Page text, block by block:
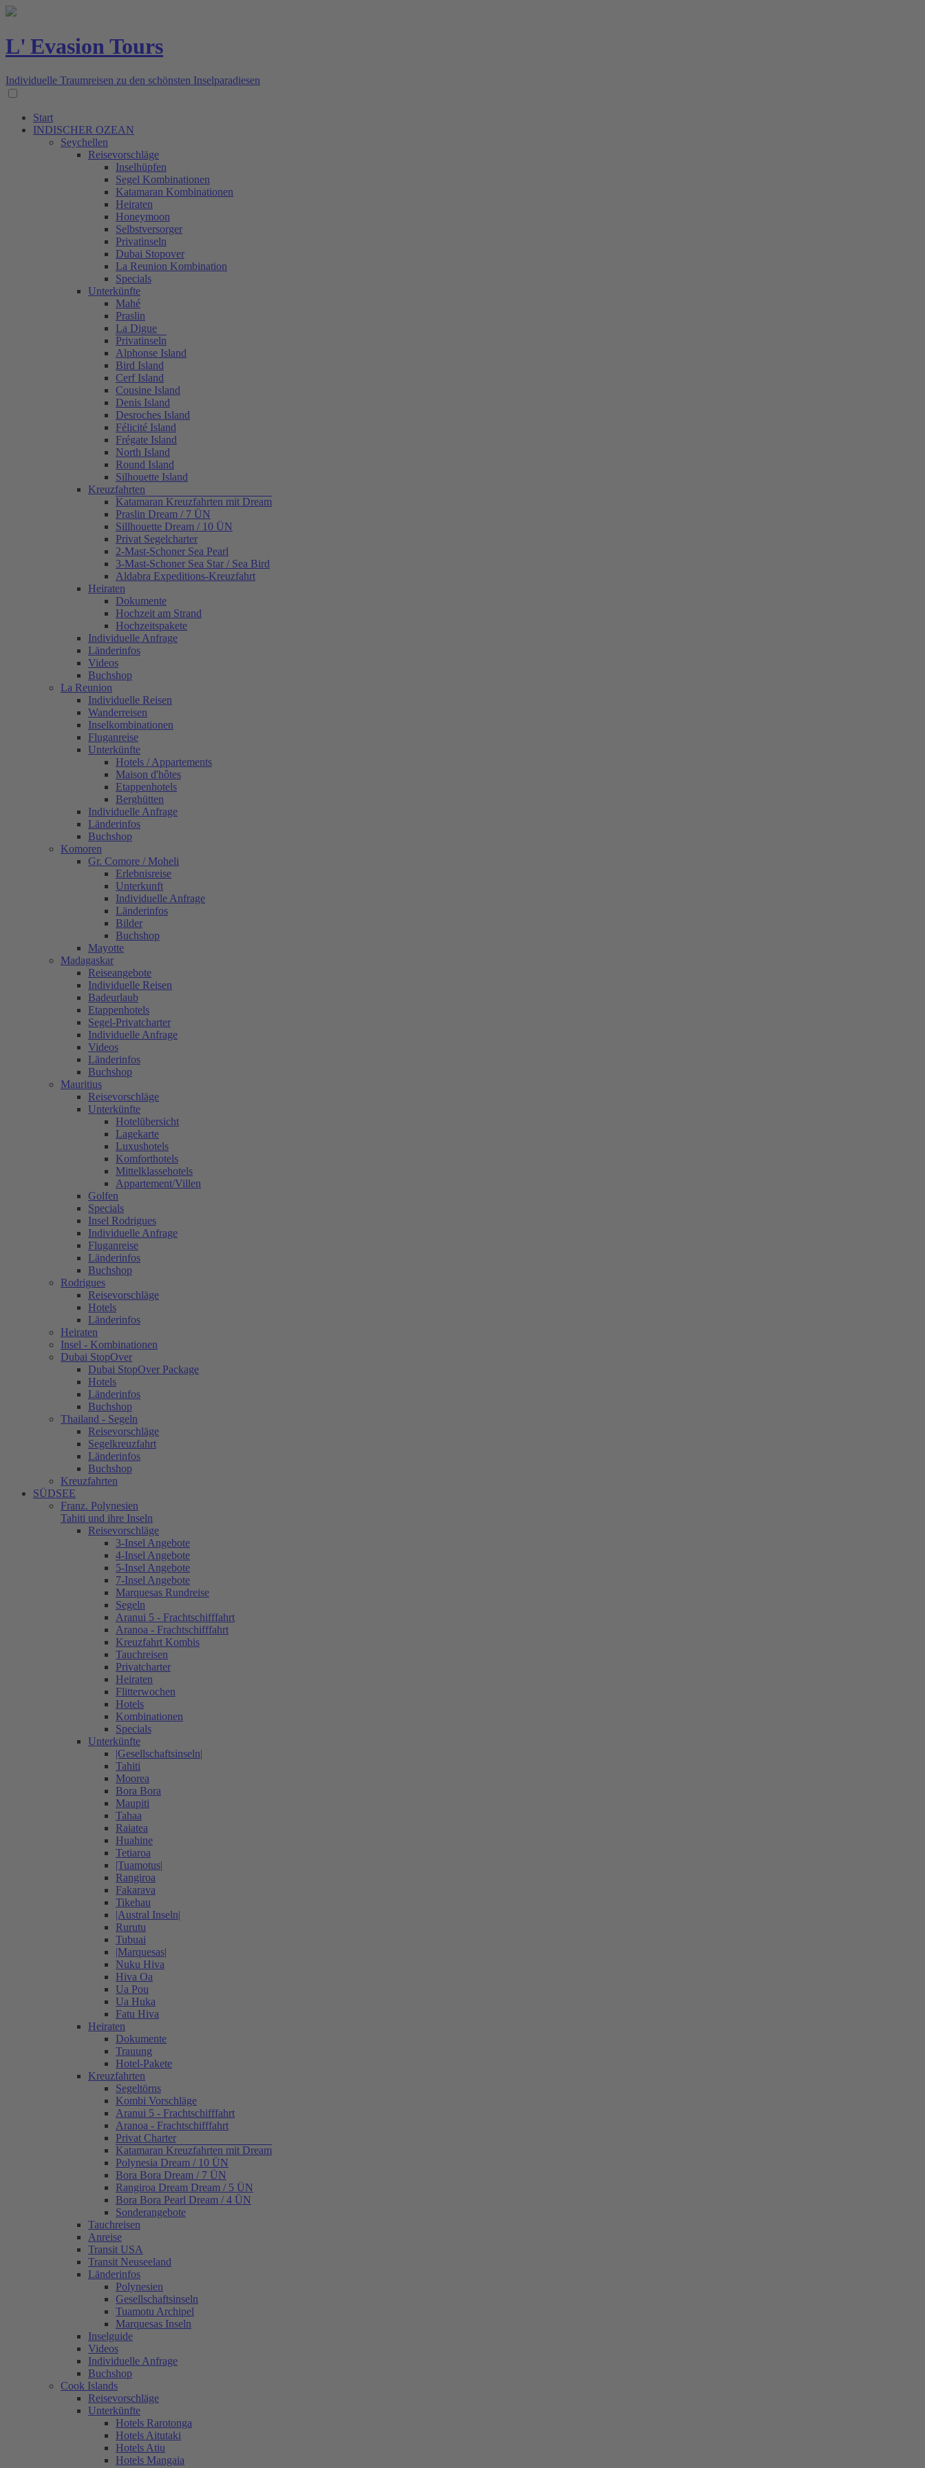
L' Evasion Tours
Individuelle Traumreisen zu den schönsten Inselparadiesen
Start
INDISCHER OZEAN
Seychellen
Reisevorschläge
Inselhüpfen
Segel Kombinationen
Katamaran Kombinationen
Heiraten
Honeymoon
Selbstversorger
Privatinseln
Dubai Stopover
La Reunion Kombination
Specials
Unterkünfte
Mahé
Praslin
La Digue
Privatinseln
Alphonse Island
Bird Island
Cerf Island
Cousine Island
Denis Island
Desroches Island
Félicité Island
Frégate Island
North Island
Round Island
Silhouette Island
Kreuzfahrten
Katamaran Kreuzfahrten mit Dream
Praslin Dream / 7 ÜN
Sillhouette Dream / 10 ÜN
Privat Segelcharter
2-Mast-Schoner Sea Pearl
3-Mast-Schoner Sea Star / Sea Bird
Aldabra Expeditions-Kreuzfahrt
Heiraten
Dokumente
Hochzeit am Strand
Hochzeitspakete
Individuelle Anfrage
Länderinfos
Videos
Buchshop
La Reunion
Individuelle Reisen
Wanderreisen
Inselkombinationen
Fluganreise
Unterkünfte
Hotels / Appartements
Maison d'hôtes
Etappenhotels
Berghütten
Individuelle Anfrage
Länderinfos
Buchshop
Komoren
Gr. Comore / Moheli
Erlebnisreise
Unterkunft
Individuelle Anfrage
Länderinfos
Bilder
Buchshop
Mayotte
Madagaskar
Reiseangebote
Individuelle Reisen
Badeurlaub
Etappenhotels
Segel-Privatcharter
Individuelle Anfrage
Videos
Länderinfos
Buchshop
Mauritius
Reisevorschläge
Unterkünfte
Hotelübersicht
Lagekarte
Luxushotels
Komforthotels
Mittelklassehotels
Appartement/Villen
Golfen
Specials
Insel Rodrigues
Individuelle Anfrage
Fluganreise
Länderinfos
Buchshop
Rodrigues
Reisevorschläge
Hotels
Länderinfos
Heiraten
Insel - Kombinationen
Dubai StopOver
Dubai StopOver Package
Hotels
Länderinfos
Buchshop
Thailand - Segeln
Reisevorschläge
Segelkreuzfahrt
Länderinfos
Buchshop
Kreuzfahrten
SÜDSEE
Franz. Polynesien
Tahiti und ihre Inseln
Reisevorschläge
3-Insel Angebote
4-Insel Angebote
5-Insel Angebote
7-Insel Angebote
Marquesas Rundreise
Segeln
Aranui 5 - Frachtschifffahrt
Aranoa - Frachtschifffahrt
Kreuzfahrt Kombis
Tauchreisen
Privatcharter
Heiraten
Flitterwochen
Hotels
Kombinationen
Specials
Unterkünfte
|Gesellschaftsinseln|
Tahiti
Moorea
Bora Bora
Maupiti
Tahaa
Raiatea
Huahine
Tetiaroa
|Tuamotus|
Rangiroa
Fakarava
Tikehau
|Austral Inseln|
Rurutu
Tubuai
|Marquesas|
Nuku Hiva
Hiva Oa
Ua Pou
Ua Huka
Fatu Hiva
Heiraten
Dokumente
Trauung
Hotel-Pakete
Kreuzfahrten
Segeltörns
Kombi Vorschläge
Aranui 5 - Frachtschifffahrt
Aranoa - Frachtschifffahrt
Privat Charter
Katamaran Kreuzfahrten mit Dream
Polynesia Dream / 10 ÜN
Bora Bora Dream / 7 ÜN
Rangiroa Dream Dream / 5 ÜN
Bora Bora Pearl Dream / 4 ÜN
Sonderangebote
Tauchreisen
Anreise
Transit USA
Transit Neuseeland
Länderinfos
Polynesien
Gesellschaftsinseln
Tuamotu Archipel
Marquesas Inseln
Inselguide
Videos
Individuelle Anfrage
Buchshop
Cook Islands
Reisevorschläge
Unterkünfte
Hotels Rarotonga
Hotels Aitutaki
Hotels Atiu
Hotels Mangaia